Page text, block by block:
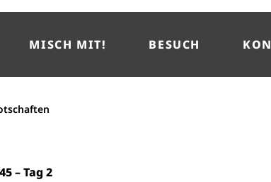
MISCH MIT! BESUCH
– Tag 2